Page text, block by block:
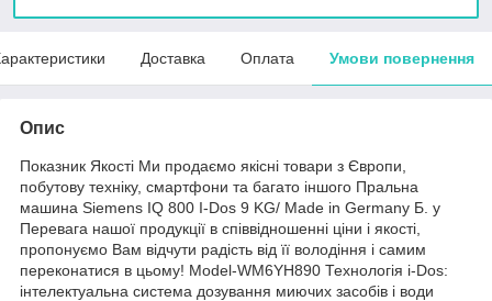
Доставка Оплата Умови повернення
Опис
Показник Якості Ми продаємо якісні товари з Європи,
побутову техніку, смартфони та багато іншого Пральна
машина Siemens IQ 800 I-Dos 9 KG/ Made in Germany Б. у
Перевага нашої продукції в співвідношенні ціни і якості,
пропонуємо Вам відчути радість від її володіння і самим
переконатися в цьому! Model-WM6YH890 Технологія i-Dos:
інтелектуальна система дозування миючих засобів і води